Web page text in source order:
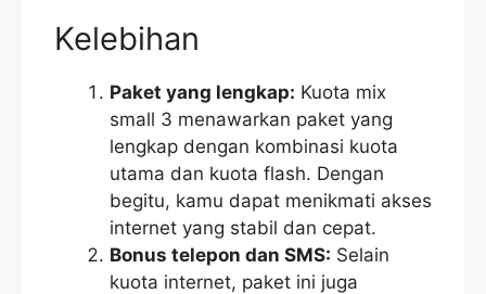
Kelebihan
Paket yang lengkap: Kuota mix
small 3 menawarkan paket yang
lengkap dengan kombinasi kuota
utama dan kuota flash. Dengan
begitu, kamu dapat menikmati akses
internet yang stabil dan cepat.
Bonus telepon dan SMS: Selain
kuota internet, paket ini juga